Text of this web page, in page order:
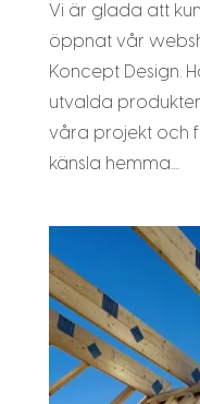
Vi är glada att
öppnat vår
Koncept Design.
utvalda
våra projekt och
känsla hemma....